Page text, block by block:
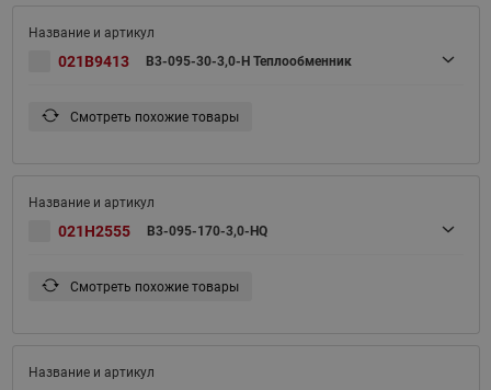
021B9413 B3-095-30-3,0-H Теплообменник
Смотреть похожие товары
021H2555 B3-095-170-3,0-HQ
Смотреть похожие товары